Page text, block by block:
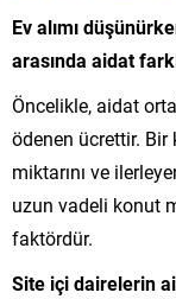
Ev alımı
arasında aidat
Öncelikle, aidat
ödenen ücrettir. Bir
miktarını ve
uzun vadeli konut
faktördür.
Site içi dairelerin